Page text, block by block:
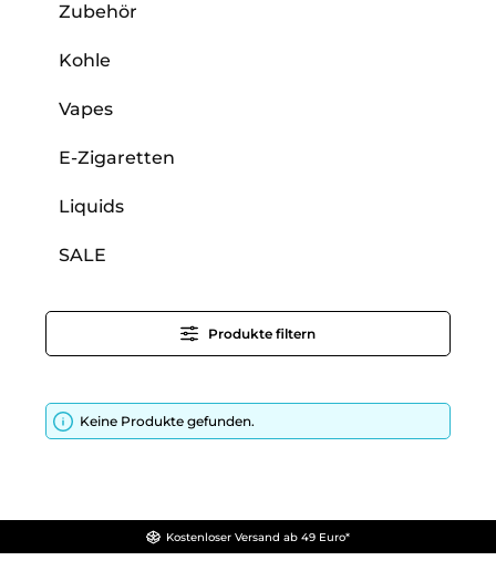
Zubehör
Kohle
Vapes
E-Zigaretten
Liquids
SALE
Produkte filtern
Keine Produkte gefunden.
Kostenloser Versand ab 49 Euro*